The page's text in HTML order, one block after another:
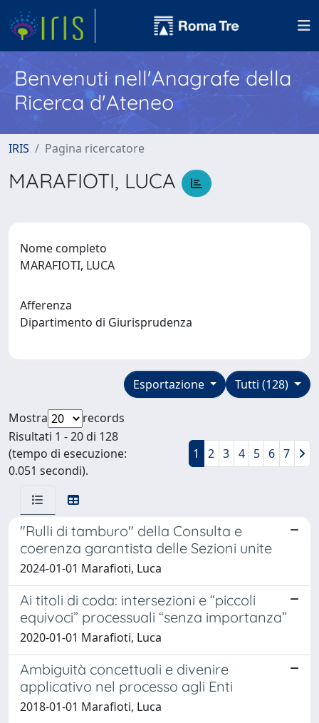
Benvenuti nell'Anagrafe della
Ricerca d'Ateneo
IRIS Pagina ricercatore
MARAFIOTI, LUCA
Nome completo
MARAFIOTI, LUCA
Afferenza
Dipartimento di Giurisprudenza
Tutti (128)
Esportazione
Mostra
records
Risultati 1 - 20 di 128
(tempo di esecuzione:
0.051 secondi).
1 2 3 4 5 6 7
"Rulli di tamburo" della Consulta e
coerenza garantista delle Sezioni unite
2024-01-01 Marafioti, Luca
Ai titoli di coda: intersezioni e “piccoli
equivoci” processuali “senza importanza”
2020-01-01 Marafioti, Luca
Ambiguità concettuali e divenire
applicativo nel processo agli Enti
2018-01-01 Marafioti, Luca